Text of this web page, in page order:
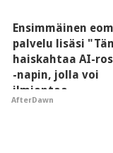
Ensimmäinen
palvelu lisäsi
haiskahtaa AI-
-napin, jolla voi
ilmiantaa
tekoälytauhkan
AfterDawn